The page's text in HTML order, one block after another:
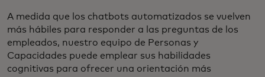
A medida que los chatbots automatizados se vuelven
más hábiles para responder a las preguntas de los
empleados, nuestro equipo de Personas y
Capacidades puede emplear sus habilidades
cognitivas para ofrecer una orientación más